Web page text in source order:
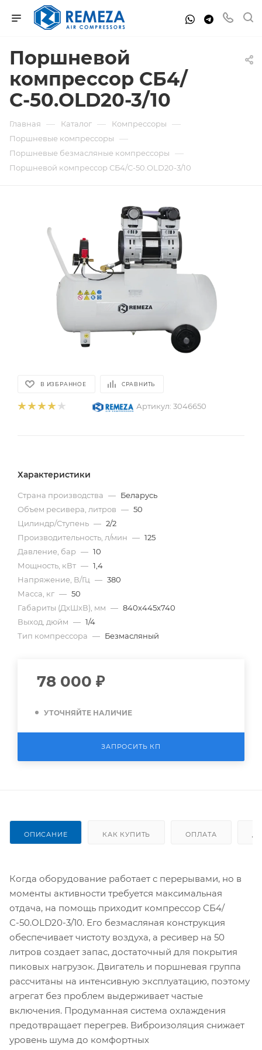
Поршневой
компрессор СБ4/
С-50.OLD20-3/10
Главная — Каталог — Компрессоры —
Поршневые компрессоры —
Поршневые безмасляные компрессоры —
Поршневой компрессор СБ4/С-50.OLD20-3/10
В ИЗБРАННОЕ СРАВНИТЬ
Артикул: 3046650
Характеристики
Страна производства — Беларусь
Объем ресивера, литров — 50
Цилиндр/Ступень — 2/2
Производительность, л/мин — 125
Давление, бар — 10
Мощность, кВт — 1,4
Напряжение, В/Гц — 380
Масса, кг — 50
Габариты (ДхШхВ), мм — 840х445х740
Выход, дюйм — 1/4
Тип компрессора — Безмасляный
78 000 ₽
УТОЧНЯЙТЕ НАЛИЧИЕ
ЗАПРОСИТЬ КП
ОПИСАНИЕ КАК КУПИТЬ ОПЛАТА
Когда оборудование работает с перерывами, но в
моменты активности требуется максимальная
отдача, на помощь приходит компрессор СБ4/
С-50.OLD20-3/10. Его безмасляная конструкция
обеспечивает чистоту воздуха, а ресивер на 50
литров создает запас, достаточный для покрытия
пиковых нагрузок. Двигатель и поршневая группа
рассчитаны на интенсивную эксплуатацию, поэтому
агрегат без проблем выдерживает частые
включения. Продуманная система охлаждения
предотвращает перегрев. Виброизоляция снижает
уровень шума до комфортных